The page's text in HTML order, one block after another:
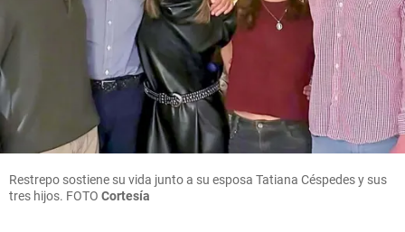
Restrepo sostiene su vida junto a su esposa Tatiana Céspedes y sus
tres hijos. FOTO Cortesía